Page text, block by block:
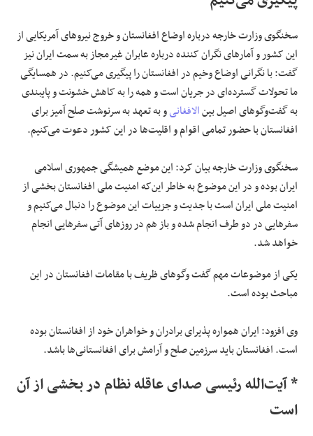
سخنگوی وزارت خارجه درباره اوضاع افغانستان و خروج نیروهای آمریکایی از
این کشور و آمارهای نگران کننده درباره عابران غیرمجاز به سمت ایران نیز
گفت: با نگرانی اوضاع وخیم در افغانستان را پیگیری می‌کنیم. در همسایگی
ما تحولات گسترده‌ای در جریان است و همه را به کاهش خشونت و پایبندی
به گفت‌وگوهای اصیل بینالافغانیو به تعهد به سرنوشت صلح آمیز برای
افغانستان با حضور تمامی اقوام و اقلیت‌ها در این کشور دعوت می‌کنیم.
سخنگوی وزارت خارجه بیان کرد: این موضع همیشگی جمهوری اسلامی
ایران بوده و در این موضوع به خاطر این‌که امنیت ملی افغانستان بخشی از
امنیت ملی ایران است با جدیت و جزییات این موضوع را دنبال می‌کنیم و
سفرهایی در دو طرف انجام شده و باز هم در روزهای آتی سفرهایی انجام
خواهد شد.
یکی از موضوعات مهم گفت وگوهای ظریف با مقامات افغانستان در این
مباحث بوده است.
وی افزود: ایران همواره پذیرای برادران و خواهران خود از افغانستان بوده
است. افغانستان باید سرزمین صلح و آرامش برای افغانستانی‌ها باشد.
* آیت‌الله رئیسی صدای عاقله نظام در بخشی از آن
است